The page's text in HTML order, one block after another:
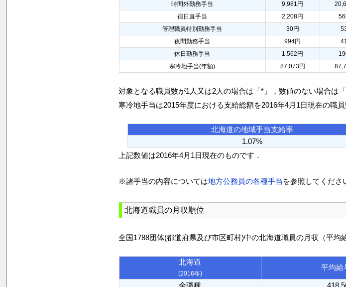
時間外勤務手当
9,981円
宿日直手当
2,208円
管理職員特別勤務手当
30円
夜間勤務手当
994円
休日勤務手当
1,562円
寒冷地手当(年額)
87,073円
対象となる職員数が1人又は2人の場合は「*」，数値のない場合は
寒冷地手当は2015年度における支給総額を2016年4月1日現在の職
北海道の地域手当支給率
1.07%
上記数値は2016年4月1日現在のものです．
※諸手当の内容については地方公務員の各種手当 を参照してくださ
北海道職員の月収順位
全国1788団体(都道府県及び市区町村)中の北海道職員の月収（平均
北海道
(2016年)
平均給
全職種